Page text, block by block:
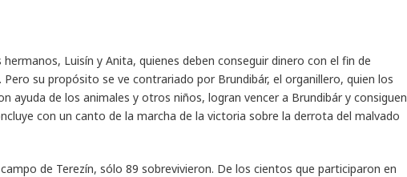
Luisín y Anita, quienes deben conseguir dinero con el fin de
su propósito se ve contrariado por Brundibár, el organillero, quien los
ayuda de los animales y otros niños, logran vencer a Brundibár y consiguen
con un canto de la marcha de la victoria sobre la derrota del malvado
de Terezín, sólo 89 sobrevivieron. De los cientos que participaron en